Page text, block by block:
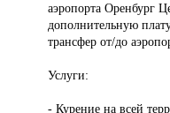
аэропорта Оренбург
дополнительную
трансфер от/до
Услуги:
- Курение на всей